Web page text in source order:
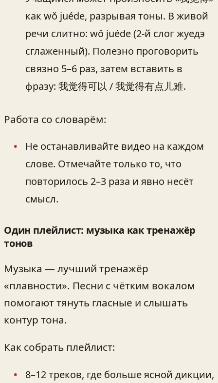
как wǒ juéde, разрывая тоны. В живой
речи слитно: wǒ juéde (2-й слог жуедэ
сглаженный). Полезно проговорить
связно 5–6 раз, затем вставить в
фразу: 我觉得可以 / 我觉得有点儿难.
Работа со словарём:
Не останавливайте видео на каждом
слове. Отмечайте только то, что
повторилось 2–3 раза и явно несёт
смысл.
Один плейлист: музыка как тренажёр
тонов
Музыка — лучший тренажёр
«плавности». Песни с чётким вокалом
помогают тянуть гласные и слышать
контур тона.
Как собрать плейлист:
8–12 треков, где больше ясной дикции,